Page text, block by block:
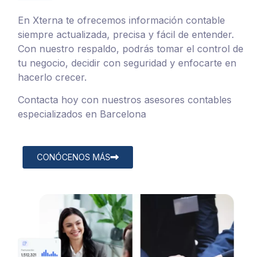
En Xterna te ofrecemos información contable
siempre actualizada, precisa y fácil de entender.
Con nuestro respaldo, podrás tomar el control de
tu negocio, decidir con seguridad y enfocarte en
hacerlo crecer.
Contacta hoy con nuestros asesores contables
especializados en Barcelona
CONÓCENOS MÁS